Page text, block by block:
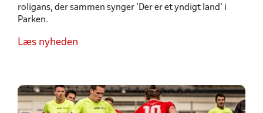
roligans, der sammen synger ’Der er et yndigt land’ i
Parken.
Læs nyheden